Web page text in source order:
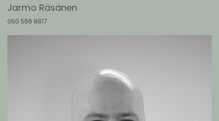
Jarmo Räsänen
050 556 8817